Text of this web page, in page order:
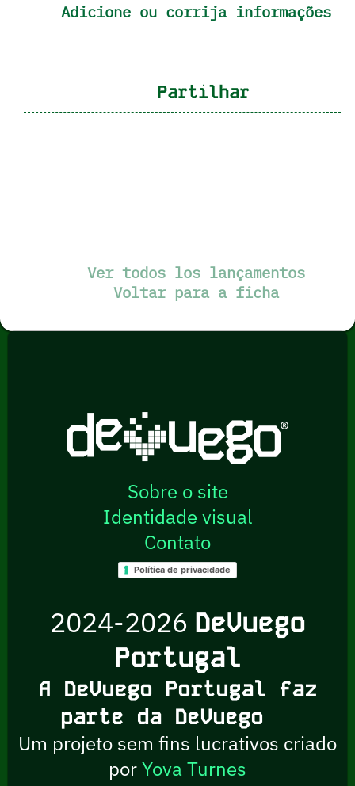
Adicione ou corrija informações
Partilhar
Ver todos los lançamentos
Voltar para a ficha
Sobre o site
Identidade visual
Contato
Política de privacidade
2024-2026 DeVuego
Portugal
A DeVuego Portugal faz
parte da DeVuego
Um projeto sem fins lucrativos criado
porYova Turnes